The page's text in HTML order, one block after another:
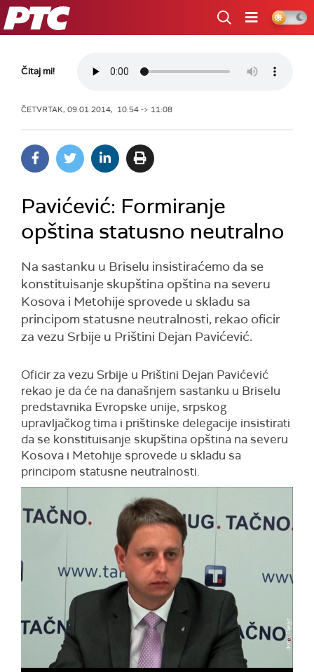
RTS
Čitaj mi!
ČETVRTAK, 09.01.2014, 10:54 -> 11:08
Pavićević: Formiranje
opština statusno neutralno
Na sastanku u Briselu insistiraćemo da se
konstituisanje skupština opština na severu
Kosova i Metohije sprovede u skladu sa
principom statusne neutralnosti, rekao oficir
za vezu Srbije u Prištini Dejan Pavićević.
Oficir za vezu Srbije u Prištini Dejan Pavićević
rekao je da će na današnjem sastanku u Briselu
predstavnika Evropske unije, srpskog
upravljačkog tima i prištinske delegacije insistirati
da se konstituisanje skupština opština na severu
Kosova i Metohije sprovede u skladu sa
principom statusne neutralnosti.